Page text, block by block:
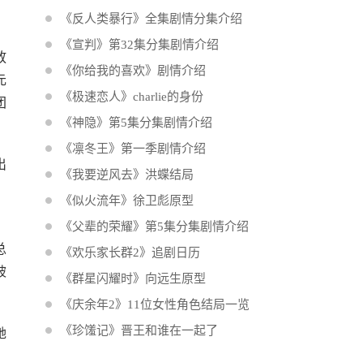
《反人类暴行》全集剧情分集介绍
《宣判》第32集分集剧情介绍
《你给我的喜欢》剧情介绍
《极速恋人》charlie的身份
《神隐》第5集分集剧情介绍
《凛冬王》第一季剧情介绍
《我要逆风去》洪蝶结局
《似火流年》徐卫彪原型
《父辈的荣耀》第5集分集剧情介绍
《欢乐家长群2》追剧日历
《群星闪耀时》向远生原型
《庆余年2》11位女性角色结局一览
《珍馐记》晋王和谁在一起了